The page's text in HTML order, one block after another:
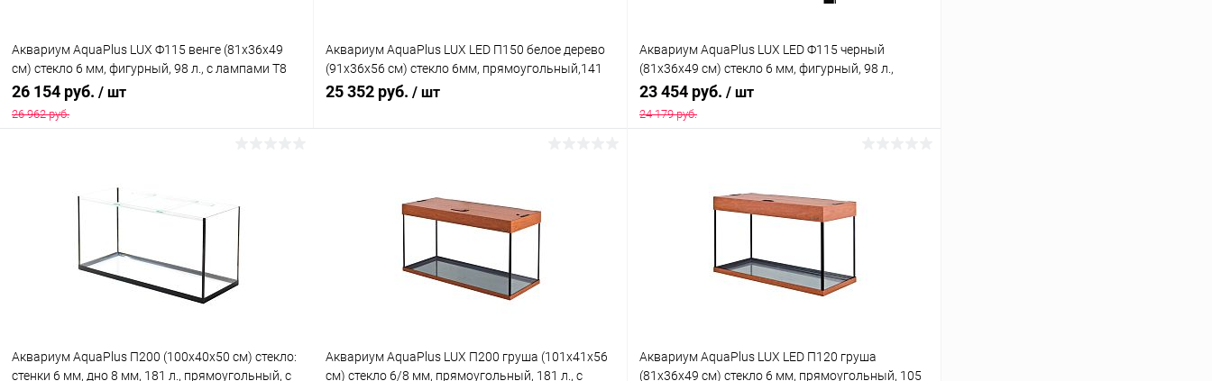
Аквариум AquaPlus LUX Ф115 венге (81х36х49
см) стекло 6 мм, фигурный, 98 л., с лампами Т8
2х18Вт, аквар. коврик
26 154 руб. / шт
26 962 руб.
Купить в 1 клик Сравнение
В избранное Под заказ
Аквариум AquaPlus LUX LED П150 белое дерево
(91х36х56 см) стекло 6мм, прямоугольный,141
л., аквар. коврик
25 352 руб. / шт
Купить в 1 клик Сравнение
В избранное В наличии
Аквариум AquaPlus LUX LED Ф115 черный
(81х36х49 см) стекло 6 мм, фигурный, 98 л.,
аквар. коврик
23 454 руб. / шт
24 179 руб.
Купить в 1 клик Сравнение
Под заказ
Аквариум AquaPlus П200 (100х40х50 см) стекло:
стенки 6 мм, дно 8 мм, 181 л., прямоугольный, с
Аквариум AquaPlus LUX П200 груша (101х41х56
см) стекло 6/8 мм, прямоугольный, 181 л., с
Аквариум AquaPlus LUX LED П120 груша
(81х36х49 см) стекло 6 мм, прямоугольный, 105